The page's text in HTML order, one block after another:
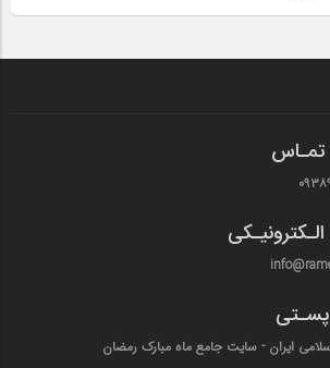
تمـاس
ایران - سایت جامع ماه مبارک رمضان